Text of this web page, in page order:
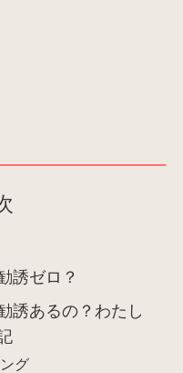
誘ゼロ？
誘あるの？わたし
グ